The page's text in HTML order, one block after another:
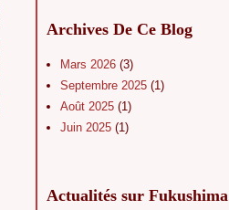
Archives De Ce Blog
Mars 2026 (3)
Septembre 2025 (1)
Août 2025 (1)
Juin 2025 (1)
Actualités sur Fukushima